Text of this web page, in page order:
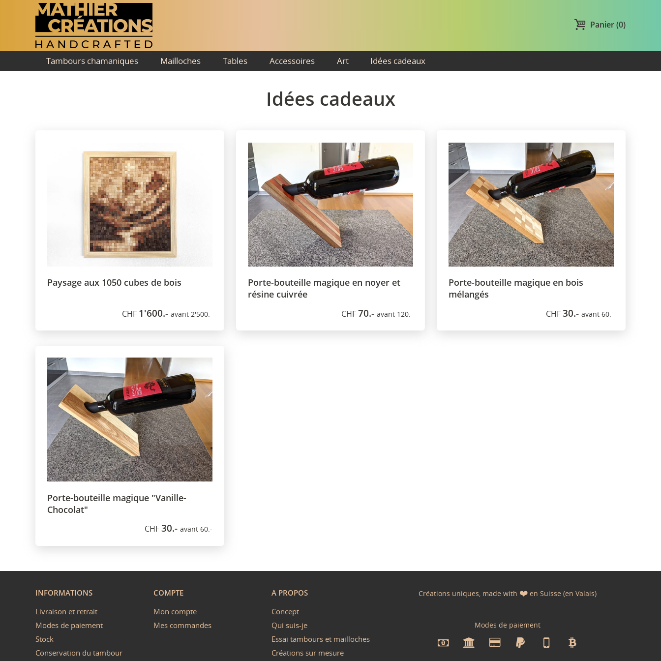
Panier (0)
Tambours chamaniques Mailloches Tables Accessoires Art Idées cadeaux
Idées cadeaux
Paysage aux 1050 cubes de bois
CHF 1'600.- avant 2'500.-
Porte-bouteille magique en noyer et
résine cuivrée
CHF70.- avant 120.-
Porte-bouteille magique en bois
mélangés
CHF30.- avant 60.-
Porte-bouteille magique "Vanille-
Chocolat"
CHF30.- avant 60.-
INFORMATIONS
Livraison et retrait
Modes de paiement
Stock
Conservation du tambour
COMPTE
Mon compte
Mes commandes
A PROPOS
Concept
Qui suis-je
Essai tambours et mailloches
Créations sur mesure
Créations uniques, made with ❤️ en Suisse (en Valais)
Modes de paiement